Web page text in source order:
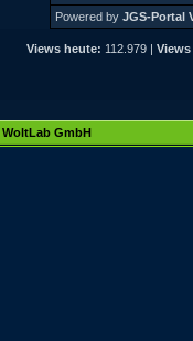
Powered by JGS-Portal
Views heute: 112.979 |
WoltLab GmbH